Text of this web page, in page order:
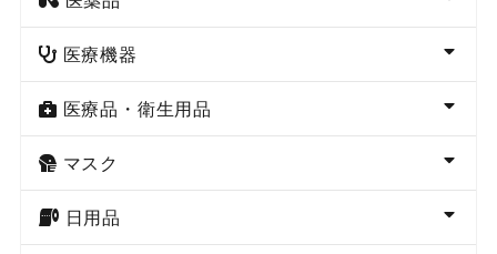
医療機器
医療品・衛生用品
マスク
日用品